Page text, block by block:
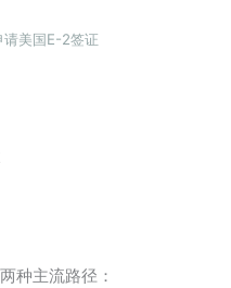
请美国E-2签证
种主流路径：